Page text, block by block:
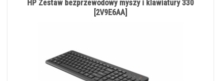
HP Zestaw bezprzewodowy myszy i klawiatury 330
[2V9E6AA]